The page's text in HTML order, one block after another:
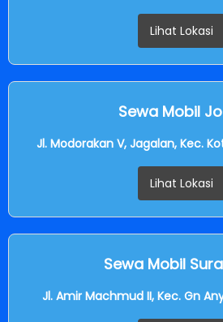
Lihat Lokasi
Sewa Mobil
Jl. Modorakan V, Jagalan, Kec.
Lihat Lokasi
Sewa Mobil
Jl. Amir Machmud II, Kec. Gn